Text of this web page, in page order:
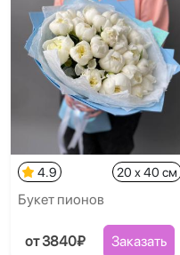
4.9 20 x 40 см
Букет пионов
от 3840₽ Заказать